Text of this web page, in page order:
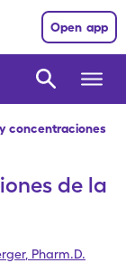
Open app
concentraciones
de la
, Pharm.D.